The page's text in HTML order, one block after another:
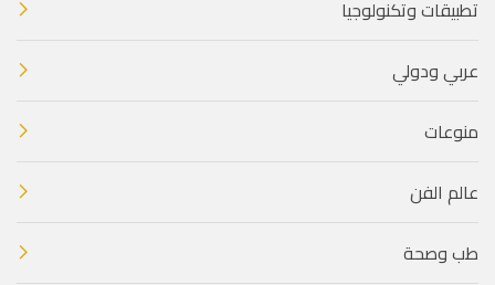
تطبيقات وتكنولوجيا
عربي ودولي
منوعات
عالم الفن
طب وصحة